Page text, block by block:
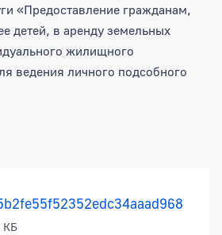
«Предоставление гражданам,
детей, в аренду земельных
жилищного
ведения личного подсобного
КБ